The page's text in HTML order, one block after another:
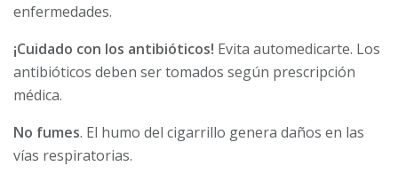
enfermedades.
¡Cuidado con los antibióticos! Evita automedicarte. Los
antibióticos deben ser tomados según prescripción
médica.
No fumes​. El humo del cigarrillo genera daños en las
vías respiratorias.